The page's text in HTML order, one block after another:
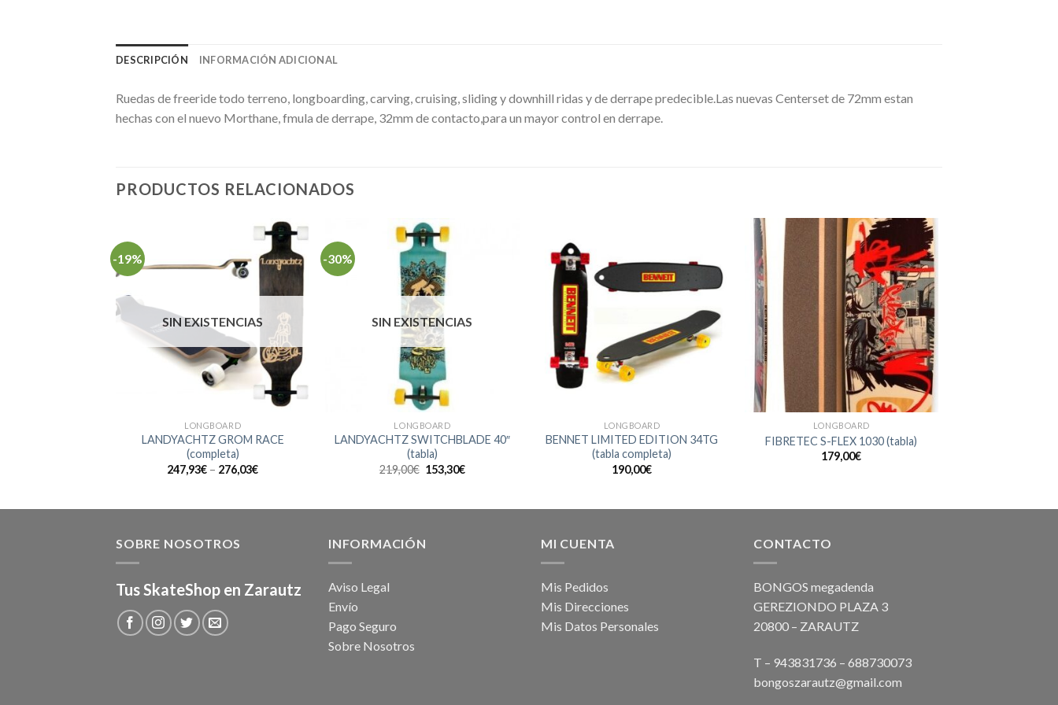
DESCRIPCIÓN INFORMACIÓN ADICIONAL
Ruedas de freeride todo terreno, longboarding, carving, cruising, sliding y downhill ridas y de derrape predecible.Las nuevas Centerset de 72mm estan
hechas con el nuevo Morthane, fmula de derrape, 32mm de contacto,para un mayor control en derrape.
PRODUCTOS RELACIONADOS
-19%
SIN EXISTENCIAS
LONGBOARD
LANDYACHTZ GROM RACE
(completa)
247,93€ – 276,03€
-30%
SIN EXISTENCIAS
LONGBOARD
LANDYACHTZ SWITCHBLADE 40″
(tabla)
219,00€ El
precio
219,00€.
153,30€El
153,30€.
LONGBOARD
BENNET LIMITED EDITION 34TG
(tabla completa)
190,00€
LONGBOARD
FIBRETEC S-FLEX 1030 (tabla)
179,00€
159,00€.111,30€.
SOBRE NOSOTROS
Tus SkateShop en Zarautz
INFORMACIÓN
Aviso Legal
Envío
Pago Seguro
Sobre Nosotros
MI CUENTA
Mis Pedidos
Mis Direcciones
Mis Datos Personales
CONTACTO
BONGOS megadenda
GEREZIONDO PLAZA 3
20800 – ZARAUTZ
T – 943831736 – 688730073
bongoszarautz@gmail.com